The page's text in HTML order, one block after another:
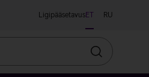
LigipääsetavusET RU
Otsin